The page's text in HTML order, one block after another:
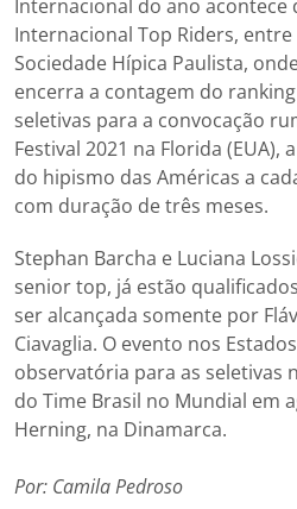
Internacional do ano acontece
Internacional Top Riders,
Sociedade Hípica Paulista,
encerra a contagem do
seletivas para a convocação
Festival 2021 na Florida
do hipismo das Américas a
com duração de três meses.
Stephan Barcha e Luciana
senior top, já estão
ser alcançada somente por
Ciavaglia. O evento nos
observatória para as seletivas
do Time Brasil no Mundial em
Herning, na Dinamarca.
Por: Camila Pedroso